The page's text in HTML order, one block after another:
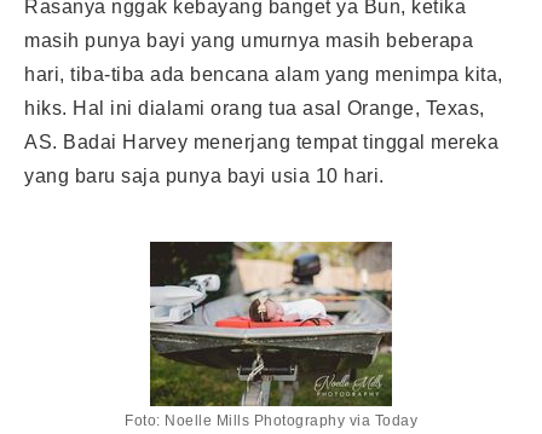
Rasanya nggak kebayang banget ya Bun, ketika
masih punya bayi yang umurnya masih beberapa
hari, tiba-tiba ada bencana alam yang menimpa kita,
hiks. Hal ini dialami orang tua asal Orange, Texas,
AS. Badai Harvey menerjang tempat tinggal mereka
yang baru saja punya bayi usia 10 hari.
Foto: Noelle Mills Photography via Today